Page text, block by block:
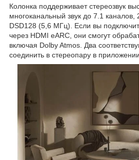
Колонка поддерживает стереозвук
многоканальный звук до 7.1 каналов,
DSD128 (5,6 МГц). Если вы
через HDMI eARC, они смогут
включая Dolby Atmos. Два
соединить в стереопару в